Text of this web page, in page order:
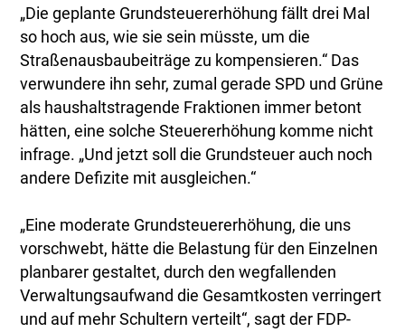
„Die geplante Grundsteuererhöhung fällt drei Mal
so hoch aus, wie sie sein müsste, um die
Straßenausbaubeiträge zu kompensieren.“ Das
verwundere ihn sehr, zumal gerade SPD und Grüne
als haushaltstragende Fraktionen immer betont
hätten, eine solche Steuererhöhung komme nicht
infrage. „Und jetzt soll die Grundsteuer auch noch
andere Defizite mit ausgleichen.“
„Eine moderate Grundsteuererhöhung, die uns
vorschwebt, hätte die Belastung für den Einzelnen
planbarer gestaltet, durch den wegfallenden
Verwaltungsaufwand die Gesamtkosten verringert
und auf mehr Schultern verteilt“, sagt der FDP-